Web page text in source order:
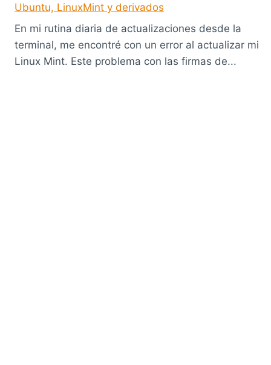
Ubuntu, LinuxMint y derivados
En mi rutina diaria de actualizaciones desde la
terminal, me encontré con un error al actualizar mi
Linux Mint. Este problema con las firmas de...